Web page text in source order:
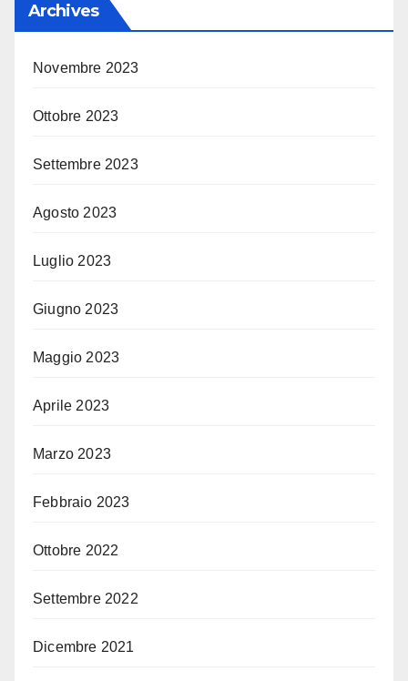
Archives
Novembre 2023
Ottobre 2023
Settembre 2023
Agosto 2023
Luglio 2023
Giugno 2023
Maggio 2023
Aprile 2023
Marzo 2023
Febbraio 2023
Ottobre 2022
Settembre 2022
Dicembre 2021